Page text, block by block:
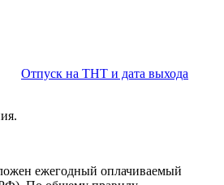
Отпуск на ТНТ и дата выхода
ежегодный оплачиваемый